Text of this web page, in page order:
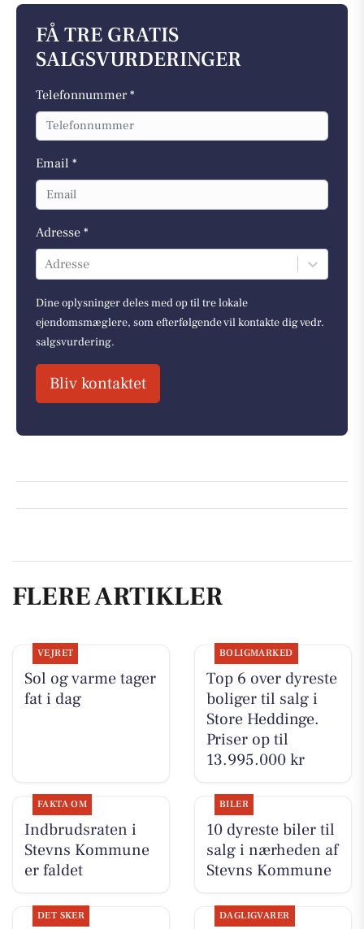
FÅ TRE GRATIS
SALGSVURDERINGER
Telefonnummer *
Email *
Adresse *
Adresse
Dine oplysninger deles med op til tre lokale
ejendomsmæglere, som efterfølgende vil kontakte dig vedr.
salgsvurdering.
Bliv kontaktet
FLERE ARTIKLER
VEJRET
Sol og varme tager
fat i dag
BOLIGMARKED
Top 6 over dyreste
boliger til salg i
Store Heddinge.
Priser op til
13.995.000 kr
FAKTA OM
Indbrudsraten i
Stevns Kommune
er faldet
BILER
10 dyreste biler til
salg i nærheden af
Stevns Kommune
DET SKER DAGLIGVARER